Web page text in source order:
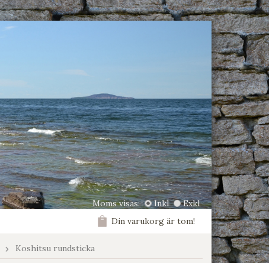
Moms visas: Inkl
Exkl
Din varukorg är tom!
Koshitsu rundsticka